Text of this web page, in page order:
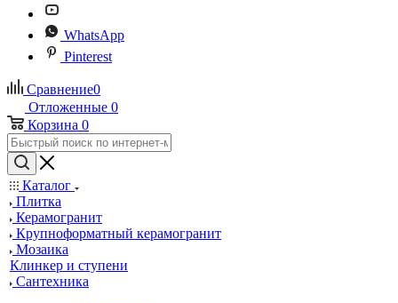
WhatsApp
Pinterest
Сравнение0
Отложенные 0
Корзина 0
Каталог
Плитка
Керамогранит
Крупноформатный керамогранит
Мозаика
Клинкер и ступени
Сантехника